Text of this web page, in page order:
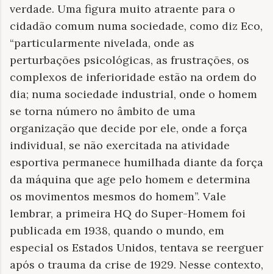
verdade. Uma figura muito atraente para o
cidadão comum numa sociedade, como diz Eco,
“particularmente nivelada, onde as
perturbações psicológicas, as frustrações, os
complexos de inferioridade estão na ordem do
dia; numa sociedade industrial, onde o homem
se torna número no âmbito de uma
organização que decide por ele, onde a força
individual, se não exercitada na atividade
esportiva permanece humilhada diante da força
da máquina que age pelo homem e determina
os movimentos mesmos do homem”. Vale
lembrar, a primeira HQ do Super-Homem foi
publicada em 1938, quando o mundo, em
especial os Estados Unidos, tentava se reerguer
após o trauma da crise de 1929. Nesse contexto,